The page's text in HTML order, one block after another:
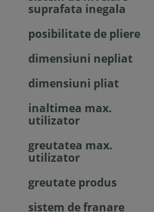
suprafata inegala
posibilitate de pliere
dimensiuni nepliat
dimensiuni pliat
inaltimea max.
utilizator
greutatea max.
utilizator
greutate produs
sistem de franare